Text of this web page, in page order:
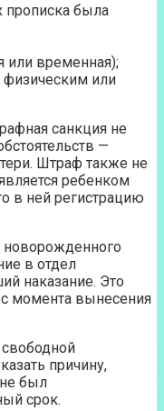
прописка была
или временная);
физическим или
санкция не
—
Штраф также не
ребенком
в ней регистрацию
в отдел
наказание. Это
момента вынесения
свободной
причину,
был
срок.